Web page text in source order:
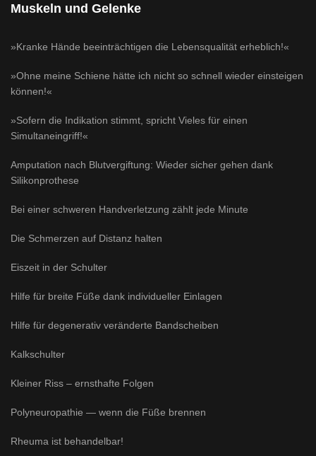
Muskeln und Gelenke
»Kranke Hände beeinträchtigen die Lebensqualität erheblich!«
»Ohne meine Schiene hätte ich nicht so schnell wieder einsteigen
können!«
»Sofern die Indikation stimmt, spricht Vieles für einen
Simultaneingriff!«
Amputation nach Blutvergiftung: Wieder sicher gehen dank
Silikonprothese
Bei einer schweren Handverletzung zählt jede Minute
Die Schmerzen auf Distanz halten
Eiszeit in der Schulter
Hilfe für breite Füße dank individueller Einlagen
Hilfe für degenerativ veränderte Bandscheiben
Kalkschulter
Kleiner Riss – ernsthafte Folgen
Polyneuropathie — wenn die Füße brennen
Rheuma ist behandelbar!